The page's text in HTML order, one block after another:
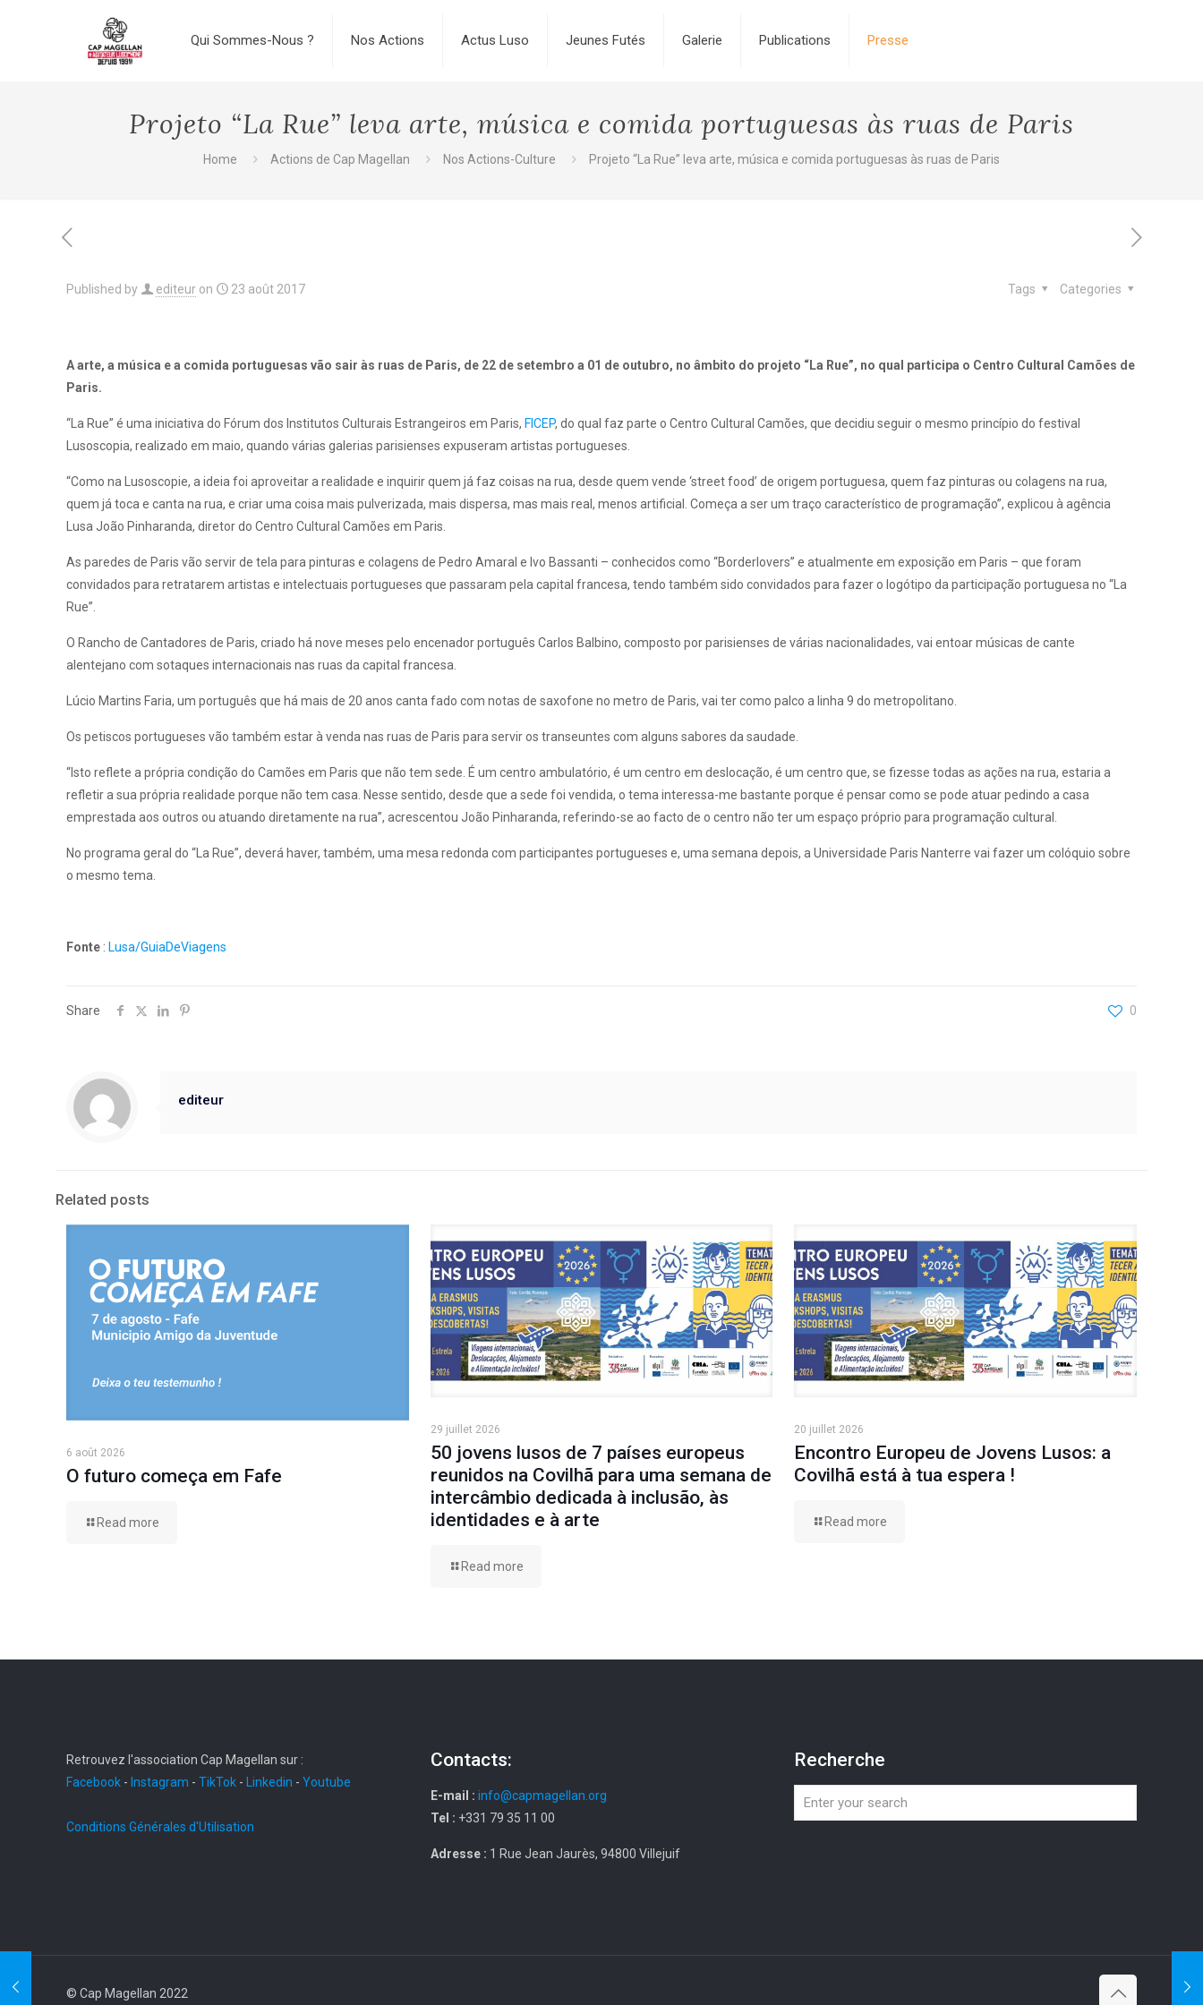
Qui Sommes-Nous ? Nos Actions Actus Luso Jeunes Futés Galerie Publications Presse
Projeto “La Rue” leva arte, música e comida portuguesas às ruas de Paris
Home Actions de Cap Magellan Nos Actions-Culture Projeto “La Rue” leva arte, música e comida portuguesas às ruas de Paris
Published by editeur on 23 août 2017 Categories
Tags
A arte, a música e a comida portuguesas vão sair às ruas de Paris, de 22 de setembro a 01 de outubro, no âmbito do projeto “La Rue”, no qual participa o Centro Cultural Camões de
Paris.
“La Rue” é uma iniciativa do Fórum dos Institutos Culturais Estrangeiros em Paris, FICEP, do qual faz parte o Centro Cultural Camões, que decidiu seguir o mesmo princípio do festival
Lusoscopia, realizado em maio, quando várias galerias parisienses expuseram artistas portugueses.
“Como na Lusoscopie, a ideia foi aproveitar a realidade e inquirir quem já faz coisas na rua, desde quem vende ‘street food’ de origem portuguesa, quem faz pinturas ou colagens na rua,
quem já toca e canta na rua, e criar uma coisa mais pulverizada, mais dispersa, mas mais real, menos artificial. Começa a ser um traço característico de programação”, explicou à agência
Lusa João Pinharanda, diretor do Centro Cultural Camões em Paris.
As paredes de Paris vão servir de tela para pinturas e colagens de Pedro Amaral e Ivo Bassanti – conhecidos como “Borderlovers” e atualmente em exposição em Paris – que foram
convidados para retratarem artistas e intelectuais portugueses que passaram pela capital francesa, tendo também sido convidados para fazer o logótipo da participação portuguesa no “La
Rue”.
O Rancho de Cantadores de Paris, criado há nove meses pelo encenador português Carlos Balbino, composto por parisienses de várias nacionalidades, vai entoar músicas de cante
alentejano com sotaques internacionais nas ruas da capital francesa.
Lúcio Martins Faria, um português que há mais de 20 anos canta fado com notas de saxofone no metro de Paris, vai ter como palco a linha 9 do metropolitano.
Os petiscos portugueses vão também estar à venda nas ruas de Paris para servir os transeuntes com alguns sabores da saudade.
“Isto reflete a própria condição do Camões em Paris que não tem sede. É um centro ambulatório, é um centro em deslocação, é um centro que, se fizesse todas as ações na rua, estaria a
refletir a sua própria realidade porque não tem casa. Nesse sentido, desde que a sede foi vendida, o tema interessa-me bastante porque é pensar como se pode atuar pedindo a casa
emprestada aos outros ou atuando diretamente na rua”, acrescentou João Pinharanda, referindo-se ao facto de o centro não ter um espaço próprio para programação cultural.
No programa geral do “La Rue”, deverá haver, também, uma mesa redonda com participantes portugueses e, uma semana depois, a Universidade Paris Nanterre vai fazer um colóquio sobre
o mesmo tema.
Fonte : Lusa/GuiaDeViagens
Share 0
editeur
Related posts
6 août 2026
O futuro começa em Fafe
Read more
29 juillet 2026
50 jovens lusos de 7 países europeus
reunidos na Covilhã para uma semana de
intercâmbio dedicada à inclusão, às
identidades e à arte
Read more
20 juillet 2026
Encontro Europeu de Jovens Lusos: a
Covilhã está à tua espera !
Read more
Retrouvez l'association Cap Magellan sur :
Facebook - Instagram - TikTok - Linkedin - Youtube
Conditions Générales d'Utilisation
Contacts:
E-mail : info@capmagellan.org
Tel : +331 79 35 11 00
Adresse : 1 Rue Jean Jaurès, 94800 Villejuif
Recherche
© Cap Magellan 2022